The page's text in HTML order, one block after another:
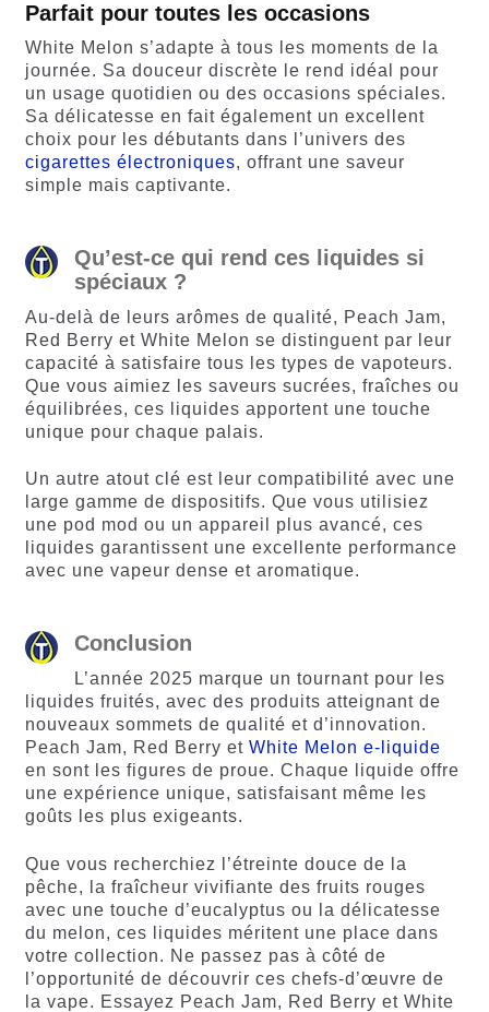
Parfait pour toutes les occasions
White Melon s’adapte à tous les moments de la
journée. Sa douceur discrète le rend idéal pour
un usage quotidien ou des occasions spéciales.
Sa délicatesse en fait également un excellent
choix pour les débutants dans l’univers des
cigarettes électroniques, offrant une saveur
simple mais captivante.
Qu’est-ce qui rend ces liquides si
spéciaux ?
Au-delà de leurs arômes de qualité, Peach Jam,
Red Berry et White Melon se distinguent par leur
capacité à satisfaire tous les types de vapoteurs.
Que vous aimiez les saveurs sucrées, fraîches ou
équilibrées, ces liquides apportent une touche
unique pour chaque palais.
Un autre atout clé est leur compatibilité avec une
large gamme de dispositifs. Que vous utilisiez
une pod mod ou un appareil plus avancé, ces
liquides garantissent une excellente performance
avec une vapeur dense et aromatique.
Conclusion
L’année 2025 marque un tournant pour les
liquides fruités, avec des produits atteignant de
nouveaux sommets de qualité et d’innovation.
Peach Jam, Red Berry et White Melon e-liquide
en sont les figures de proue. Chaque liquide offre
une expérience unique, satisfaisant même les
goûts les plus exigeants.
Que vous recherchiez l’étreinte douce de la
pêche, la fraîcheur vivifiante des fruits rouges
avec une touche d’eucalyptus ou la délicatesse
du melon, ces liquides méritent une place dans
votre collection. Ne passez pas à côté de
l’opportunité de découvrir ces chefs-d’œuvre de
la vape. Essayez Peach Jam, Red Berry et White